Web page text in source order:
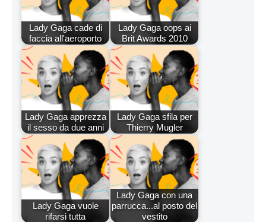
Lady Gaga cade di
faccia all'aeroporto
Lady Gaga oops ai
Brit Awards 2010
Lady Gaga apprezza
il sesso da due anni
Lady Gaga sfila per
Thierry Mugler
Lady Gaga vuole
rifarsi tutta
Lady Gaga con una
parrucca...al posto del
vestito